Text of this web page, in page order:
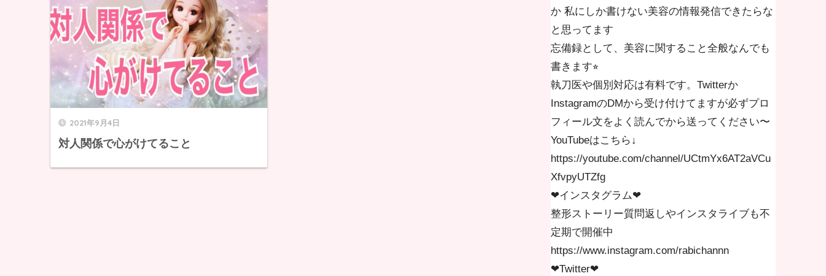
2021年9月4日
対人関係で心がけてること
か 私にしか書けない美容の情報発信できたらな
と思ってます
忘備録として、美容に関すること全般なんでも
書きます⭐︎
執刀医や個別対応は有料です。Twitterか
InstagramのDMから受け付けてますが必ずプロ
フィール文をよく読んでから送ってください〜
YouTubeはこちら↓
https://youtube.com/channel/UCtmYx6AT2aVCu
XfvpyUTZfg
❤︎インスタグラム❤︎
整形ストーリー質問返しやインスタライブも不
定期で開催中
https://www.instagram.com/rabichannn
❤︎Twitter❤︎